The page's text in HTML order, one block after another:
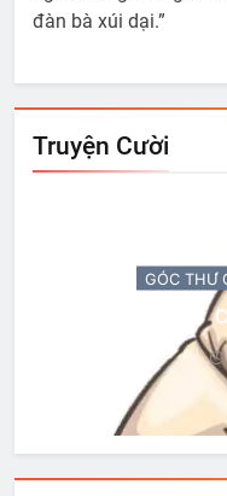
đàn bà xúi dại.”
Truyện Cười
GÓC THƯ